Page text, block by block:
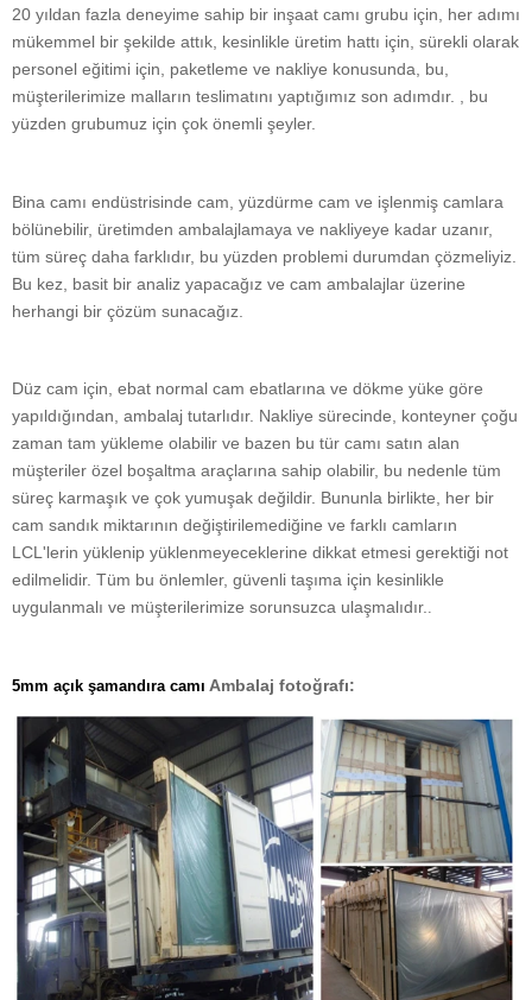
20 yıldan fazla deneyime sahip bir inşaat camı grubu için, her adımı
mükemmel bir şekilde attık, kesinlikle üretim hattı için, sürekli olarak
personel eğitimi için, paketleme ve nakliye konusunda, bu,
müşterilerimize malların teslimatını yaptığımız son adımdır. , bu
yüzden grubumuz için çok önemli şeyler.
Bina camı endüstrisinde cam, yüzdürme cam ve işlenmiş camlara
bölünebilir, üretimden ambalajlamaya ve nakliyeye kadar uzanır,
tüm süreç daha farklıdır, bu yüzden problemi durumdan çözmeliyiz.
Bu kez, basit bir analiz yapacağız ve cam ambalajlar üzerine
herhangi bir çözüm sunacağız.
Düz cam için, ebat normal cam ebatlarına ve dökme yüke göre
yapıldığından, ambalaj tutarlıdır. Nakliye sürecinde, konteyner çoğu
zaman tam yükleme olabilir ve bazen bu tür camı satın alan
müşteriler özel boşaltma araçlarına sahip olabilir, bu nedenle tüm
süreç karmaşık ve çok yumuşak değildir. Bununla birlikte, her bir
cam sandık miktarının değiştirilemediğine ve farklı camların
LCL'lerin yüklenip yüklenmeyeceklerine dikkat etmesi gerektiği not
edilmelidir. Tüm bu önlemler, güvenli taşıma için kesinlikle
uygulanmalı ve müşterilerimize sorunsuzca ulaşmalıdır. .
5mm açık şamandıra camı Ambalaj fotoğrafı: